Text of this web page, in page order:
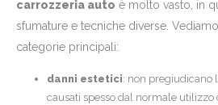
carrozzeria auto è molto vasto, in
sfumature e tecniche diverse.
categorie principali:
danni estetici: non pregiudicano
causati spesso dal normale